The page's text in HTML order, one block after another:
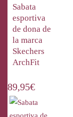
Sabata
esportiva
de dona de
la marca
Skechers
ArchFit
89,95€